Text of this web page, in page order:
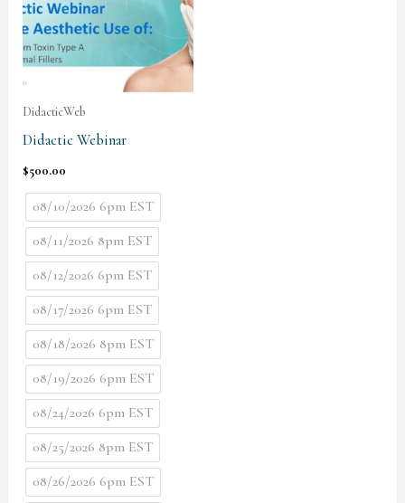
DidacticWeb
Didactic Webinar
$500.00
08/10/2026 6pm EST
08/11/2026 8pm EST
08/12/2026 6pm EST
08/17/2026 6pm EST
08/18/2026 8pm EST
08/19/2026 6pm EST
08/24/2026 6pm EST
08/25/2026 8pm EST
08/26/2026 6pm EST